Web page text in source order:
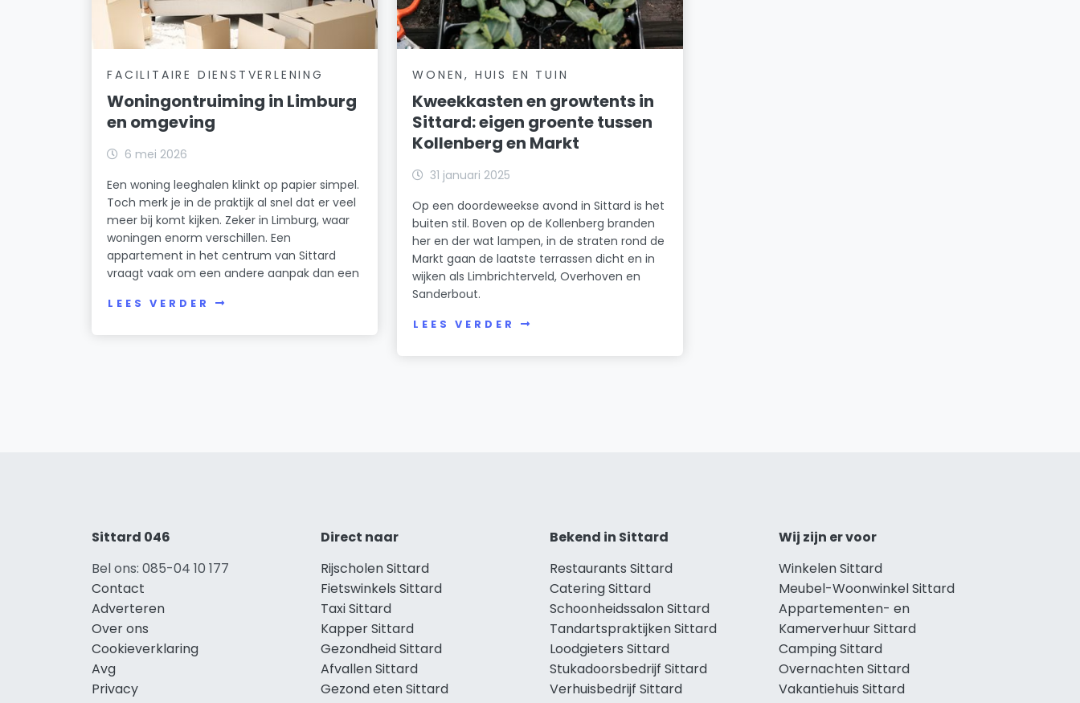
FACILITAIRE DIENSTVERLENING
Woningontruiming in Limburg
en omgeving
6 mei 2026
Een woning leeghalen klinkt op papier simpel.
Toch merk je in de praktijk al snel dat er veel
meer bij komt kijken. Zeker in Limburg, waar
woningen enorm verschillen. Een
appartement in het centrum van Sittard
vraagt vaak om een andere aanpak dan een
LEES VERDER
WONEN, HUIS EN TUIN
Kweekkasten en growtents in
Sittard: eigen groente tussen
Kollenberg en Markt
31 januari 2025
Op een doordeweekse avond in Sittard is het
buiten stil. Boven op de Kollenberg branden
her en der wat lampen, in de straten rond de
Markt gaan de laatste terrassen dicht en in
wijken als Limbrichterveld, Overhoven en
Sanderbout.
LEES VERDER
Sittard 046
Bel ons: 085-04 10 177
Contact
Adverteren
Over ons
Cookieverklaring
Avg
Privacy
Direct naar
Rijscholen Sittard
Fietswinkels Sittard
Taxi Sittard
Kapper Sittard
Gezondheid Sittard
Afvallen Sittard
Gezond eten Sittard
Bekend in Sittard
Restaurants Sittard
Catering Sittard
Schoonheidssalon Sittard
Tandartspraktijken Sittard
Loodgieters Sittard
Stukadoorsbedrijf Sittard
Verhuisbedrijf Sittard
Wij zijn er voor
Winkelen Sittard
Meubel-Woonwinkel Sittard
Appartementen- en
Kamerverhuur Sittard
Camping Sittard
Overnachten Sittard
Vakantiehuis Sittard